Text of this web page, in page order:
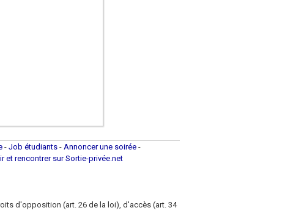
- Job étudiants - Annoncer une soirée -
et rencontrer sur Sortie-privée.net
d'opposition (art. 26 de la loi), d'accès (art. 34